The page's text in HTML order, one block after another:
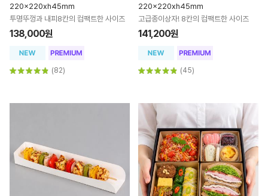
220x220xh45mm
투명뚜껑과 내피8칸의 컴팩트한 사이즈
138,000원
(82)
220x220xh45mm
고급종이상자! 8칸의 컴팩트한 사이즈
141,200원
(45)